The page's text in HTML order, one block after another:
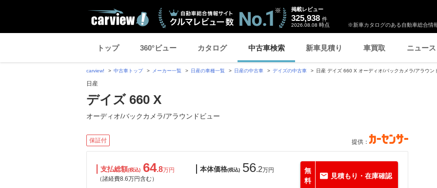
※新車カタログのある自動車総合情
掲載レビュー
325,938 件
2026.08.08 時点
トップ 360°ビュー カタログ 中古車検索 新車見積り 車買取 ニュース
carview! 中古車トップ メーカー一覧 日産の車種一覧 日産の中古車 デイズの中古車 日産 デイズ 660 X オーディオ/バックカメラ/アラウン
日産
デイズ 660 X
オーディオ/バックカメラ/アラウンドビュー
保証付 提供：
支払総額(税込) 64.8万円
（諸経費8.6万円含む）
本体価格(税込) 56.2万円
無
料
見積もり・在庫確認